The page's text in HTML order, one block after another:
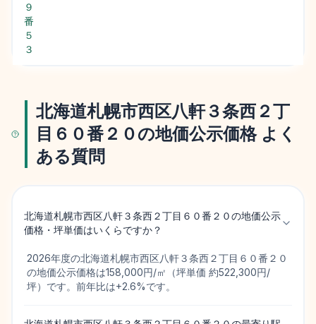
９
番
５
３
北海道札幌市西区八軒３条西２丁
目６０番２０の地価公示価格 よく
ある質問
北海道札幌市西区八軒３条西２丁目６０番２０の地価公示
価格・坪単価はいくらですか？
2026年度の北海道札幌市西区八軒３条西２丁目６０番２０
の地価公示価格は158,000円/㎡（坪単価 約522,300円/
坪）です。前年比は+2.6%です。